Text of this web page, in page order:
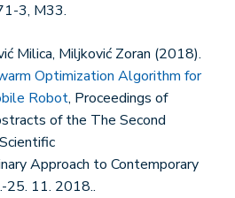
3, M33.
Milica, Miljković Zoran (2018).
Optimization Algorithm for
Robot, Proceedings of
of the The Second
Approach to Contemporary
25. 11. 2018..